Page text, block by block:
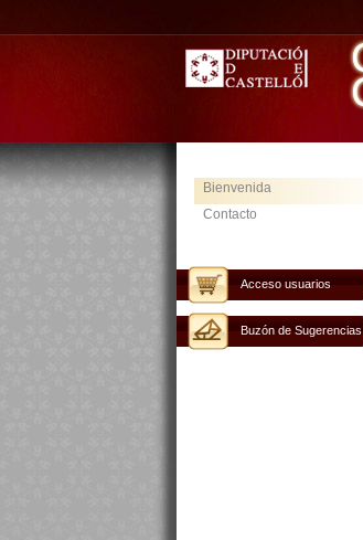
Bienvenida
Contacto
Acceso usuarios
Buzón de Sugerencias